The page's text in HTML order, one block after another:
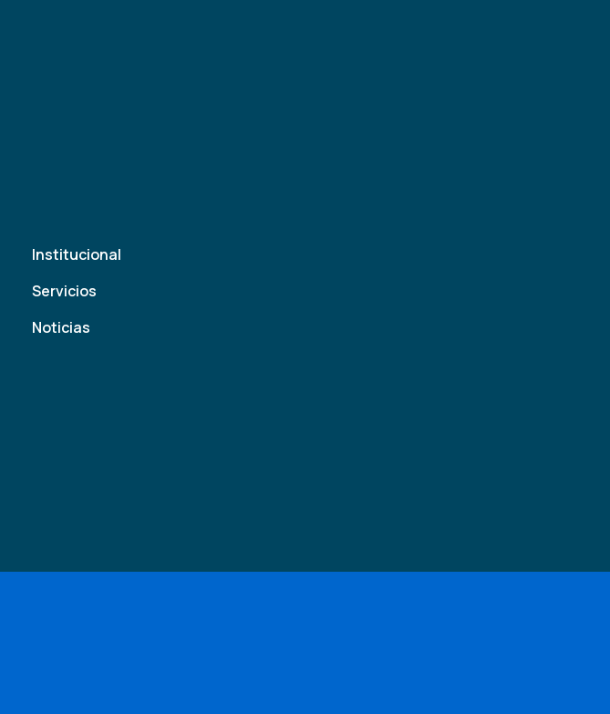
Institucional
Servicios
Noticias